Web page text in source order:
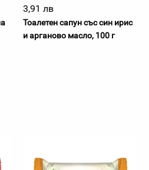
3,91 лв
Тоалетен сапун със син ирис
и арганово масло, 100 г